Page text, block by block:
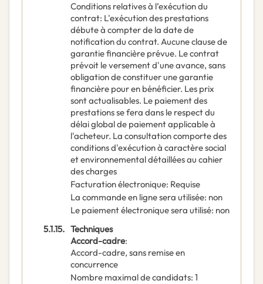
Conditions relatives à l’exécution du
contrat: L'exécution des prestations
débute à compter de la date de
notification du contrat. Aucune clause de
garantie financière prévue. Le contrat
prévoit le versement d'une avance, sans
obligation de constituer une garantie
financière pour en bénéficier. Les prix
sont actualisables. Le paiement des
prestations se fera dans le respect du
délai global de paiement applicable à
l'acheteur. La consultation comporte des
conditions d'exécution à caractère social
et environnemental détaillées au cahier
des charges
Facturation électronique: Requise
La commande en ligne sera utilisée: non
Le paiement électronique sera utilisé: non
5.1.15. Techniques
Accord-cadre:
Accord-cadre, sans remise en
concurrence
Nombre maximal de candidats: 1